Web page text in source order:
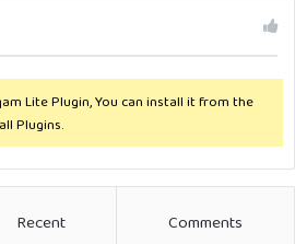
Lite Plugin, You can install it from the
Plugins.
Recent Comments